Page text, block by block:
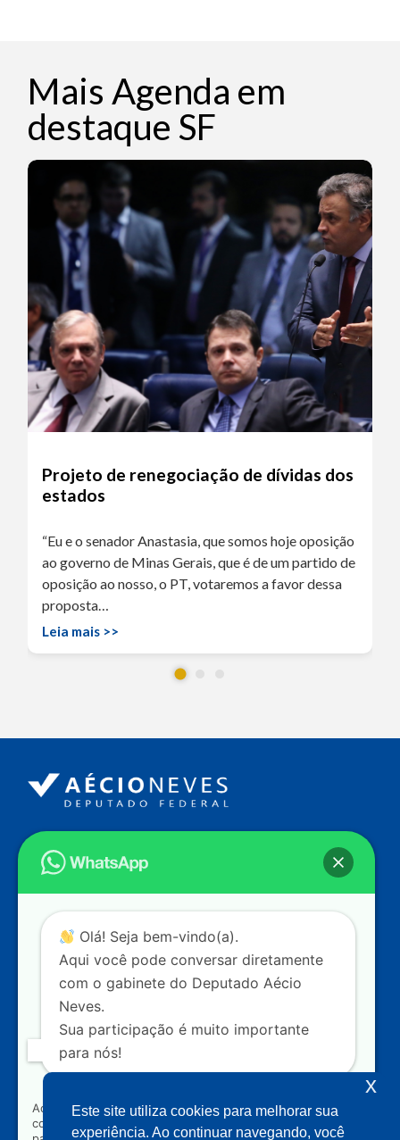
Mais Agenda em
destaque SF
Projeto de renegociação de dívidas dos
estados
“Eu e o senador Anastasia, que somos hoje oposição
ao governo de Minas Gerais, que é de um partido de
oposição ao nosso, o PT, votaremos a favor dessa
proposta…
Leia mais >>
Endereço
Câmara dos Deputados
Ed. Principal, Ala C – Gabinete
Contato
dep.aecioneves@camara.leg.br
+55 (61) 3215-5964
+55 (31) 3261-0121
+55 (31) 97150-0834
Nossas redes
Acompanhe o meu mandato
Olá! Seja bem-vindo(a).
Aqui você pode conversar diretamente
com o gabinete do Deputado Aécio
Neves.
Sua participação é muito importante
para nós!
Ao clicar para iniciar o contato pelo WhatsApp, você
concorda que seus dados serão utilizados exclusivamente
Este site utiliza cookies para melhorar sua
experiência. Ao continuar navegando, você
x